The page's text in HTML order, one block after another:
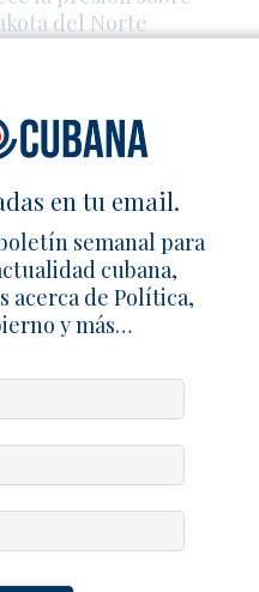
del Norte
y barrio
Gustavo Sierra
golpes y asfixia
en La Habana
0
en tu email.
semanal para
cubana,
acerca de Política,
y más…